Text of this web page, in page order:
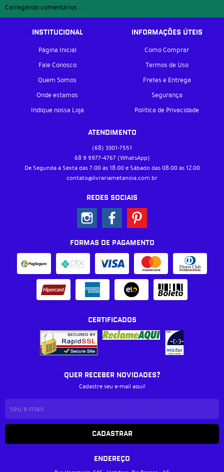
Carregando comentários ...
INSTITUCIONAL
Página Inicial
Fale Conosco
Quem Somos
Onde estamos
Indique nossa Loja
INFORMAÇÕES ÚTEIS
Como Comprar
Termos de Uso
Fretes e Entrega
Segurança
Política de Privacidade
ATENDIMENTO
(68) 3301-7551
68 9 9977-4767 (WhatsApp)
De Segunda à Sexta das 7:00 às 18:00 e Sábado das 08:00 às 12:00
contato@livrariametanoia.com.br
REDES SOCIAIS
FORMAS DE PAGAMENTO
CERTIFICADOS
QUER RECEBER NOVIDADES?
Cadastre seu e-mail aqui!
CADASTRAR
ENDEREÇO